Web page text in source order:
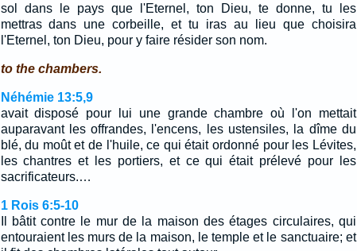
sol dans le pays que l'Eternel, ton Dieu, te donne, tu les
mettras dans une corbeille, et tu iras au lieu que choisira
l'Eternel, ton Dieu, pour y faire résider son nom.
to the chambers.
Néhémie 13:5,9
avait disposé pour lui une grande chambre où l'on mettait
auparavant les offrandes, l'encens, les ustensiles, la dîme du
blé, du moût et de l'huile, ce qui était ordonné pour les Lévites,
les chantres et les portiers, et ce qui était prélevé pour les
sacrificateurs.…
1 Rois 6:5-10
Il bâtit contre le mur de la maison des étages circulaires, qui
entouraient les murs de la maison, le temple et le sanctuaire; et